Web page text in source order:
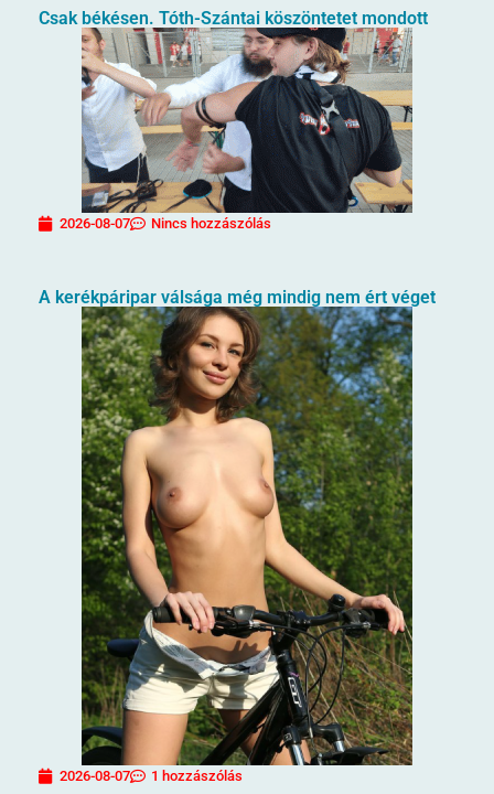
Csak békésen. Tóth-Szántai köszöntetet mondott
2026-08-07 Nincs hozzászólás
A kerékpáripar válsága még mindig nem ért véget
2026-08-07 1 hozzászólás